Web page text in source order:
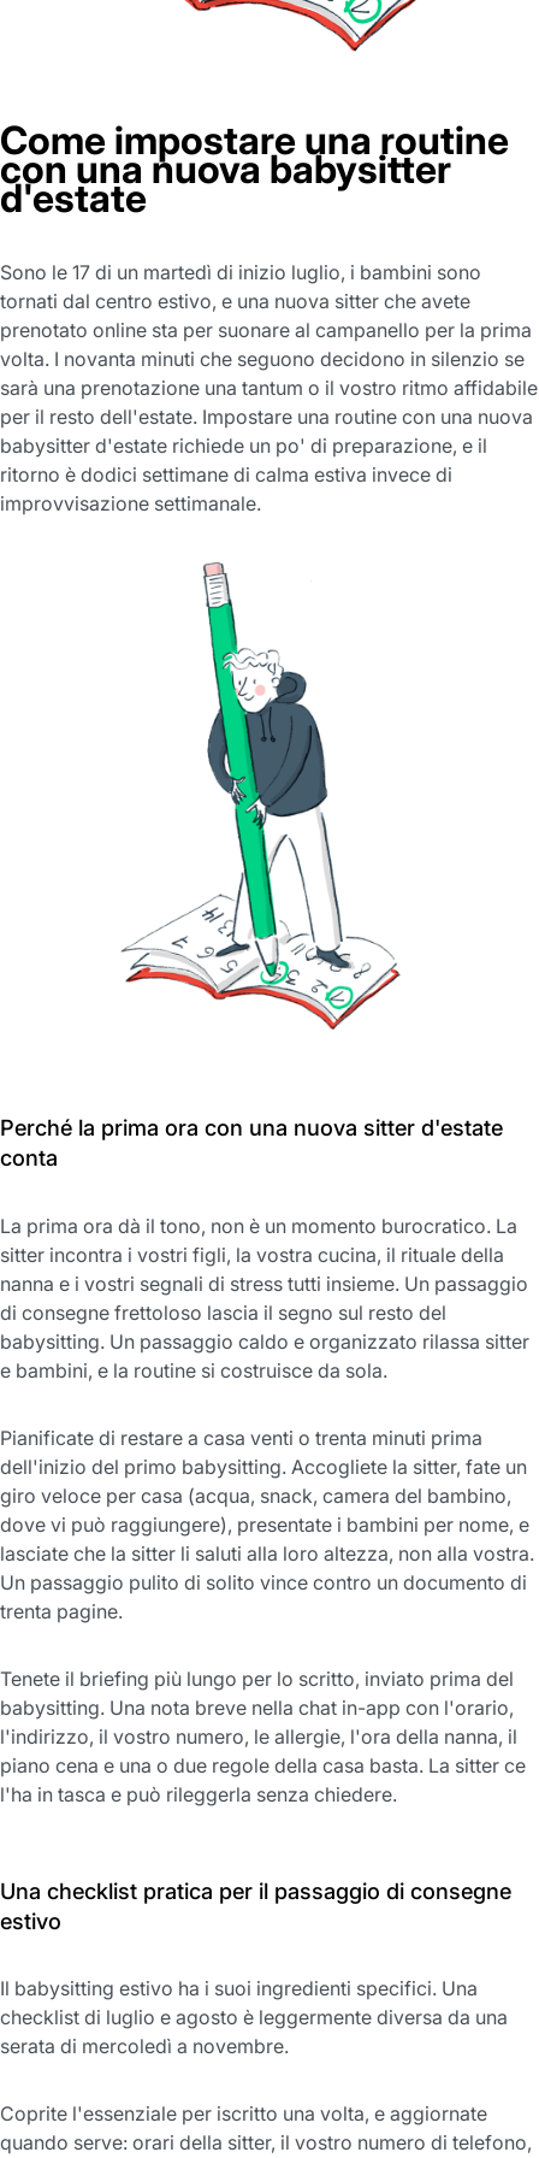
Come impostare una routine
con una nuova babysitter
d'estate
Sono le 17 di un martedì di inizio luglio, i bambini sono
tornati dal centro estivo, e una nuova sitter che avete
prenotato online sta per suonare al campanello per la prima
volta. I novanta minuti che seguono decidono in silenzio se
sarà una prenotazione una tantum o il vostro ritmo affidabile
per il resto dell'estate. Impostare una routine con una nuova
babysitter d'estate richiede un po' di preparazione, e il
ritorno è dodici settimane di calma estiva invece di
improvvisazione settimanale.
Perché la prima ora con una nuova sitter d'estate
conta
La prima ora dà il tono, non è un momento burocratico. La
sitter incontra i vostri figli, la vostra cucina, il rituale della
nanna e i vostri segnali di stress tutti insieme. Un passaggio
di consegne frettoloso lascia il segno sul resto del
babysitting. Un passaggio caldo e organizzato rilassa sitter
e bambini, e la routine si costruisce da sola.
Pianificate di restare a casa venti o trenta minuti prima
dell'inizio del primo babysitting. Accogliete la sitter, fate un
giro veloce per casa (acqua, snack, camera del bambino,
dove vi può raggiungere), presentate i bambini per nome, e
lasciate che la sitter li saluti alla loro altezza, non alla vostra.
Un passaggio pulito di solito vince contro un documento di
trenta pagine.
Tenete il briefing più lungo per lo scritto, inviato prima del
babysitting. Una nota breve nella chat in-app con l'orario,
l'indirizzo, il vostro numero, le allergie, l'ora della nanna, il
piano cena e una o due regole della casa basta. La sitter ce
l'ha in tasca e può rileggerla senza chiedere.
Una checklist pratica per il passaggio di consegne
estivo
Il babysitting estivo ha i suoi ingredienti specifici. Una
checklist di luglio e agosto è leggermente diversa da una
serata di mercoledì a novembre.
Coprite l'essenziale per iscritto una volta, e aggiornate
quando serve: orari della sitter, il vostro numero di telefono,